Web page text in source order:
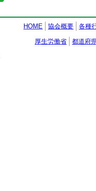
HOME 協会概要 各種
厚生労働省
都道府